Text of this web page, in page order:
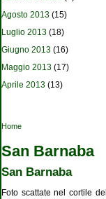
Agosto 2013 (15)
Luglio 2013 (18)
Giugno 2013 (16)
Maggio 2013 (17)
Aprile 2013 (13)
Tu sei qui
Home
San Barnaba
San Barnaba
Foto scattate nel cortile